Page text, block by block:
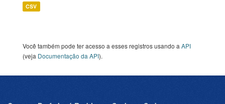
CSV
Você também pode ter acesso a esses registros usando a API
(veja Documentação da API).